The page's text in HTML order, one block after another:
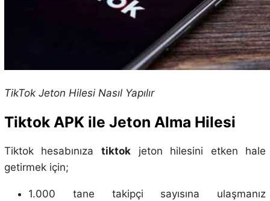
TikTok Jeton Hilesi Nasıl Yapılır
Tiktok APK ile Jeton Alma Hilesi
Tiktok hesabınıza tiktokjeton hilesini etken hale
getirmek için;
1.000 tane takipçi sayısına ulaşmanız